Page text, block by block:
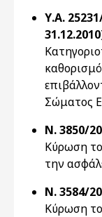
Υ.Α.
Σώματος
Ν. 3850/
Κύρωση
την
Ν. 3584/
Κύρωση